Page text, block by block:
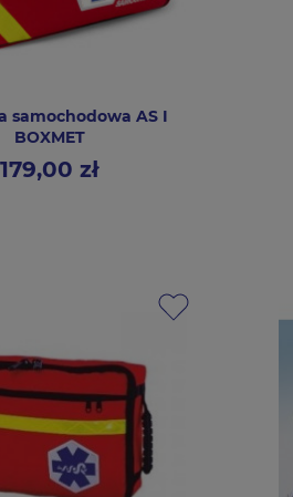
samochodowa AS I
BOXMET
Cena
179,00 zł